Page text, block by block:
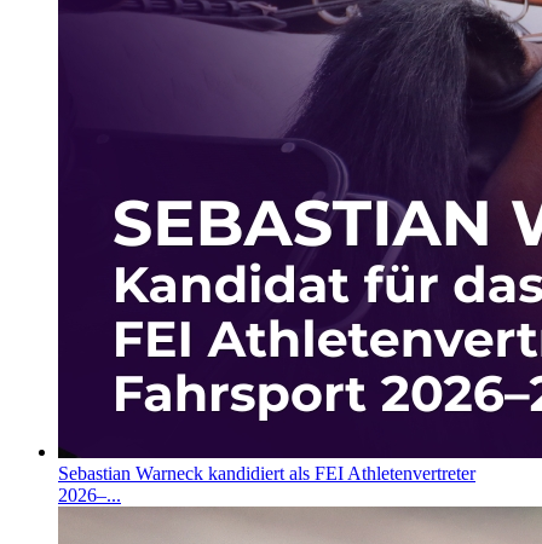
Sebastian Warneck kandidiert als FEI Athletenvertreter
2026–...